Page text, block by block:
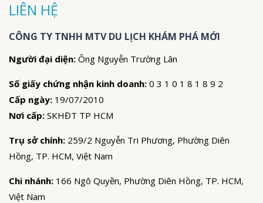
LIÊN HỆ
CÔNG TY TNHH MTV DU LỊCH KHÁM PHÁ MỚI
Người đại diện: Ông Nguyễn Trường Lân
Số giấy chứng nhận kinh doanh: 0 3 1 0 1 8 1 8 9 2
Cấp ngày: 19/07/2010
Nơi cấp: SKHĐT TP HCM
Trụ sở chính: 259/2 Nguyễn Tri Phương, Phường Diên
Hồng, TP. HCM, Việt Nam
Chi nhánh: 166 Ngô Quyền, Phường Diên Hồng, TP. HCM,
Việt Nam